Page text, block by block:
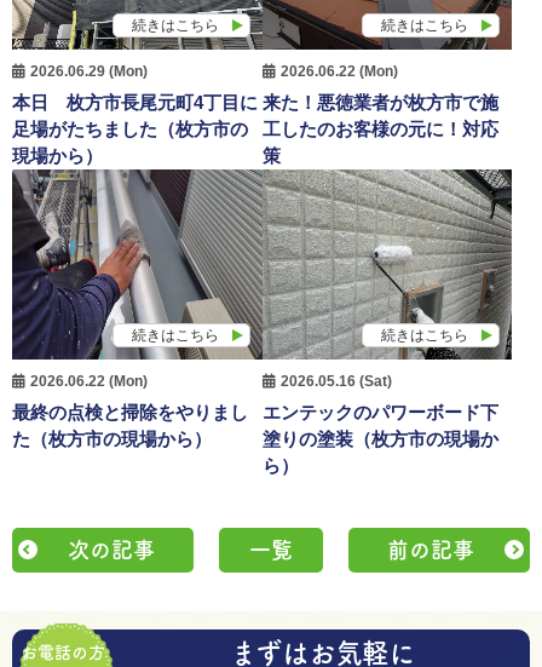
続きはこちら
2026.06.29 (Mon)
本日 枚方市長尾元町4丁目に
足場がたちました（枚方市の
現場から）
続きはこちら
2026.06.22 (Mon)
来た！悪徳業者が枚方市で施
工したのお客様の元に！対応
策
続きはこちら
2026.06.22 (Mon)
最終の点検と掃除をやりまし
た（枚方市の現場から）
続きはこちら
2026.05.16 (Sat)
エンテックのパワーボード下
塗りの塗装（枚方市の現場か
ら）
次の記事 一覧 前の記事
お電話の方
まずはお気軽に